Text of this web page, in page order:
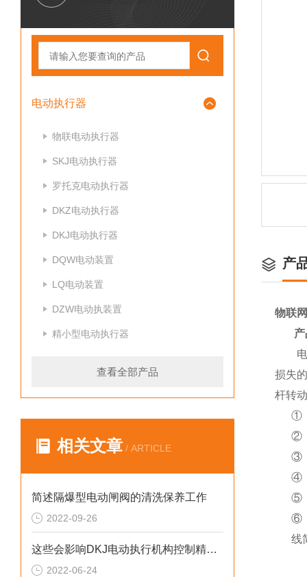
电动执行器
物联电动执行器
SKJ电动执行器
罗托克电动执行器
DKZ电动执行器
DKJ电动执行器
DQW电动装置
LQ电动装置
DZW电动执装置
精小型电动执行器
查看全部产品
相关文章 / ARTICLE
简述隔爆型电动闸阀的清洗保养工作
2022-09-26
这些会影响DKJ电动执行机构控制精度的原因您知道吗？
2022-06-24
产
物联
损失
杆转
①
②
③
④
⑤
⑥
线